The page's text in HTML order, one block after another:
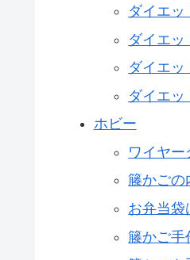
ダイエ
ダイエッ
ダイエ
ダイエッ
ホビー
ワイヤー
籐かごの
お弁当袋
籐かご手